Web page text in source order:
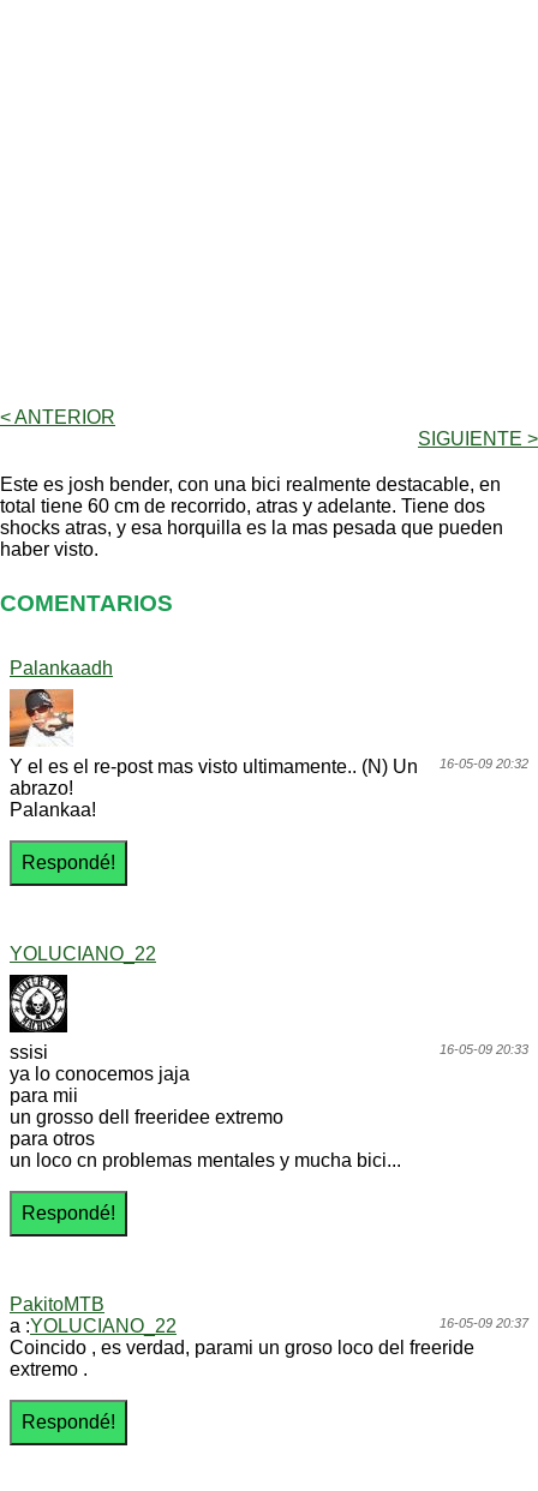
< ANTERIOR
SIGUIENTE >
Este es josh bender, con una bici realmente destacable, en
total tiene 60 cm de recorrido, atras y adelante. Tiene dos
shocks atras, y esa horquilla es la mas pesada que pueden
haber visto.
COMENTARIOS
Palankaadh
16-05-09 20:32
Y el es el re-post mas visto ultimamente.. (N) Un
abrazo!
Palankaa!
YOLUCIANO_22
16-05-09 20:33
ssisi
ya lo conocemos jaja
para mii
un grosso dell freeridee extremo
para otros
un loco cn problemas mentales y mucha bici...
PakitoMTB
16-05-09 20:37
a :YOLUCIANO_22
Coincido , es verdad, parami un groso loco del freeride
extremo .